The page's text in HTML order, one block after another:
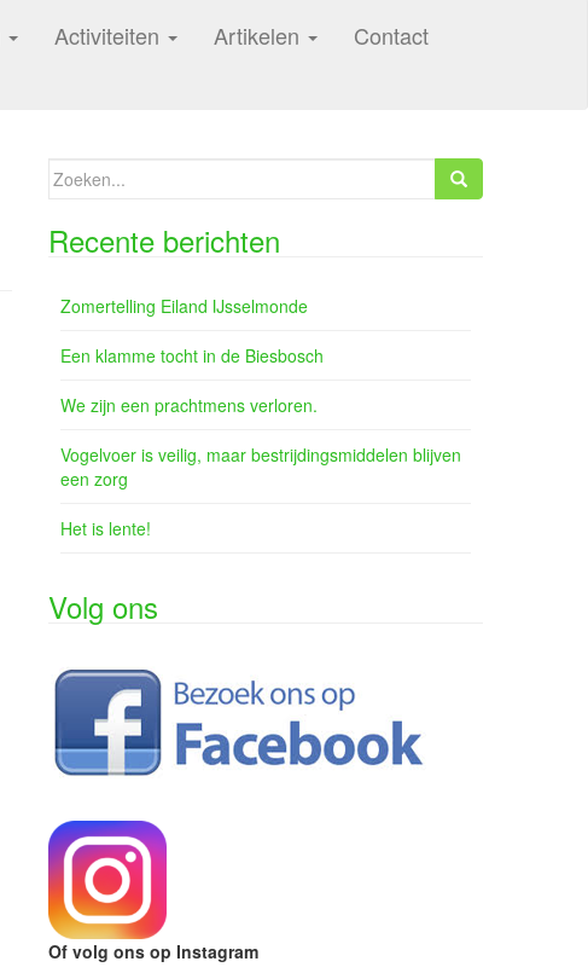
Activiteiten Artikelen Contact
Zoeken
naar:
Recente berichten
Zomertelling Eiland IJsselmonde
Een klamme tocht in de Biesbosch
We zijn een prachtmens verloren.
Vogelvoer is veilig, maar bestrijdingsmiddelen blijven
een zorg
Het is lente!
Volg ons
Of volg ons op Instagram